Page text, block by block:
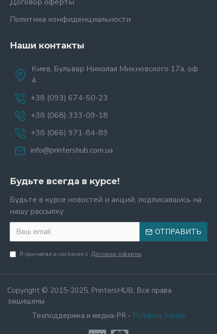
Политика конфиденциальности
Наши контакты
Киев, Бульвар Николая Михновского 17а, оф
4
+38 (093) 674-50-23
+38 (068) 333-09-18
+38 (066) 971-84-89
info@printershub.com.ua
Будьте всегда в курсе!
Будьте в курсе новостей и акций, подписавшись на
нашу рассылку
ОТПРАВИТЬ
Я прочитал и согласен с Договор оферты
Copyright © 2015-2025, PrintersHUB, Все права
защищены
Техподдержка и медиа‑PR - Potapov Media